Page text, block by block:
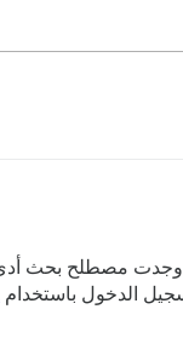
الدخول باستخدام